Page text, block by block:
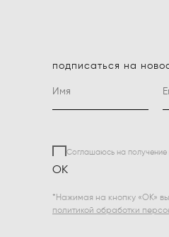
подписаться на
Соглашаюсь на получение
ОК
*Нажимая на кнопку «ОК»
политикой обработки